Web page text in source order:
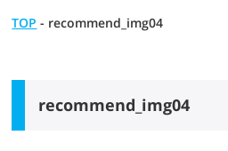
メガネドラッグについて
TOP - recommend_img04
recommend_img04